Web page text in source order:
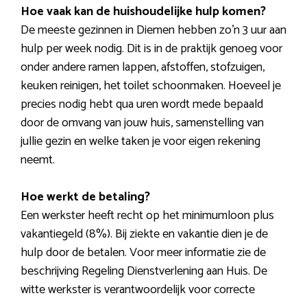
Hoe vaak kan de huishoudelijke hulp komen?
De meeste gezinnen in Diemen hebben zo’n 3 uur aan
hulp per week nodig. Dit is in de praktijk genoeg voor
onder andere ramen lappen, afstoffen, stofzuigen,
keuken reinigen, het toilet schoonmaken. Hoeveel je
precies nodig hebt qua uren wordt mede bepaald
door de omvang van jouw huis, samenstelling van
jullie gezin en welke taken je voor eigen rekening
neemt.
Hoe werkt de betaling?
Een werkster heeft recht op het minimumloon plus
vakantiegeld (8%). Bij ziekte en vakantie dien je de
hulp door de betalen. Voor meer informatie zie de
beschrijving Regeling Dienstverlening aan Huis. De
witte werkster is verantwoordelijk voor correcte